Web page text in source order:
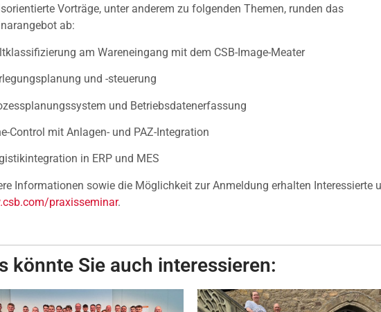
Vorträge, unter anderem zu folgenden Themen, runden das
ab:
am Wareneingang mit dem CSB-Image-Meater
und -steuerung
und Betriebsdatenerfassung
Control mit Anlagen- und PAZ-Integration
in ERP und MES
Informationen sowie die Möglichkeit zur Anmeldung erhalten Interessierte
praxisseminar.
könnte Sie auch interessieren: